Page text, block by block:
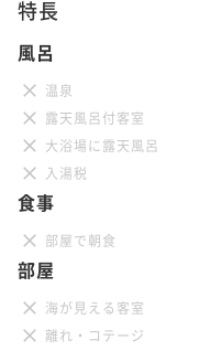
【連泊プラン】ホテ
婦・カップルでのご
朝食付き
特長
風呂
温泉
露天風呂付客室
大浴場に露天風呂
入湯税
食事
部屋で朝食
部屋
海が見える客室
離れ・コテージ